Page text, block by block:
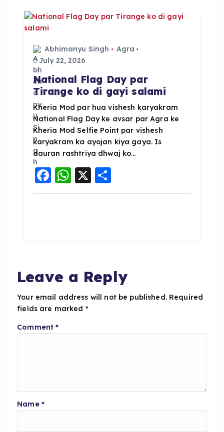
o
k
p
p
Abhimanyu Singh
Agra
July 22, 2026
National Flag Day par
Tirange ko di gayi salami
Kheria Mod par hua vishesh karyakram
National Flag Day ke avsar par Agra ke
Kheria Mod Selfie Point par vishesh
karyakram ka ayojan kiya gaya. Is
dauran rashtriya dhwaj ko…
F
a
o
k
W
h
p
X S
h
Leave a Reply
Your email address will not be published. Required
fields are marked *
Comment*
Name *